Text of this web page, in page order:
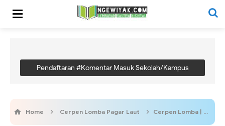
Pendaftaran #Komentar Masuk Sekolah/Kampus
Home Cerpen Lomba Pagar Laut Cerpen Lomba | Bening Christalica D. N | Nelayan Sasar di Pulau Cangkir